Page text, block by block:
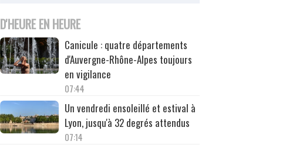
D'HEURE EN HEURE
Canicule : quatre départements
d'Auvergne-Rhône-Alpes toujours
en vigilance
07:44
Un vendredi ensoleillé et estival à
Lyon, jusqu'à 32 degrés attendus
07:14